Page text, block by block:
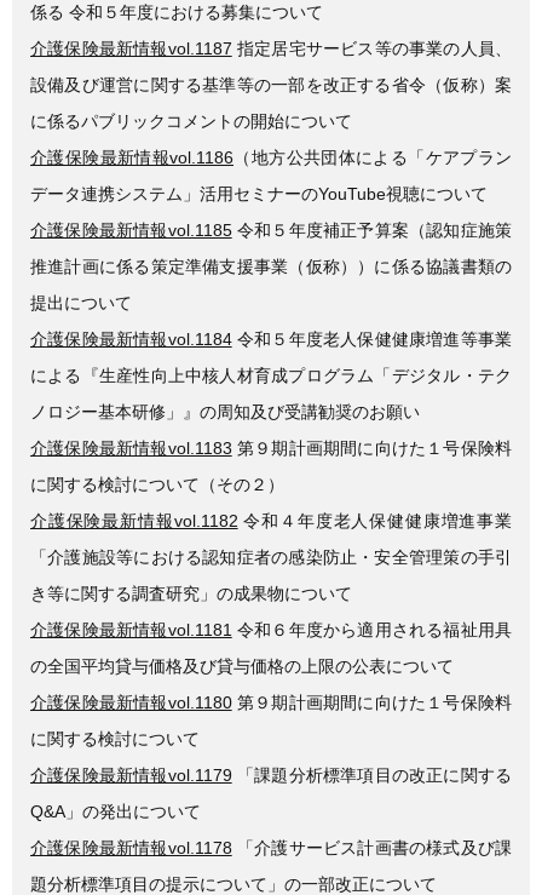
係る 令和５年度における募集について
介護保険最新情報vol.1187 指定居宅サービス等の事業の人員、
設備及び運営に関する基準等の一部を改正する省令（仮称）案
に係るパブリックコメントの開始について
介護保険最新情報vol.1186 （地方公共団体による「ケアプラン
データ連携システム」活用セミナーのYouTube視聴について
介護保険最新情報vol.1185令和５年度補正予算案（認知症施策
推進計画に係る策定準備支援事業（仮称））に係る協議書類の
提出について
介護保険最新情報vol.1184令和５年度老人保健健康増進等事業
による『生産性向上中核人材育成プログラム「デジタル・テク
ノロジー基本研修」』の周知及び受講勧奨のお願い
介護保険最新情報vol.1183 第９期計画期間に向けた１号保険料
に関する検討について（その２）
介護保険最新情報vol.1182 令和４年度老人保健健康増進事業
「介護施設等における認知症者の感染防止・安全管理策の手引
き等に関する調査研究」の成果物について
介護保険最新情報vol.1181 令和６年度から適用される福祉用具
の全国平均貸与価格及び貸与価格の上限の公表について
介護保険最新情報vol.1180第９期計画期間に向けた１号保険料
に関する検討について
介護保険最新情報vol.1179「課題分析標準項目の改正に関する
Q&A」の発出について
介護保険最新情報vol.1178 「介護サービス計画書の様式及び課
題分析標準項目の提示について」の一部改正について